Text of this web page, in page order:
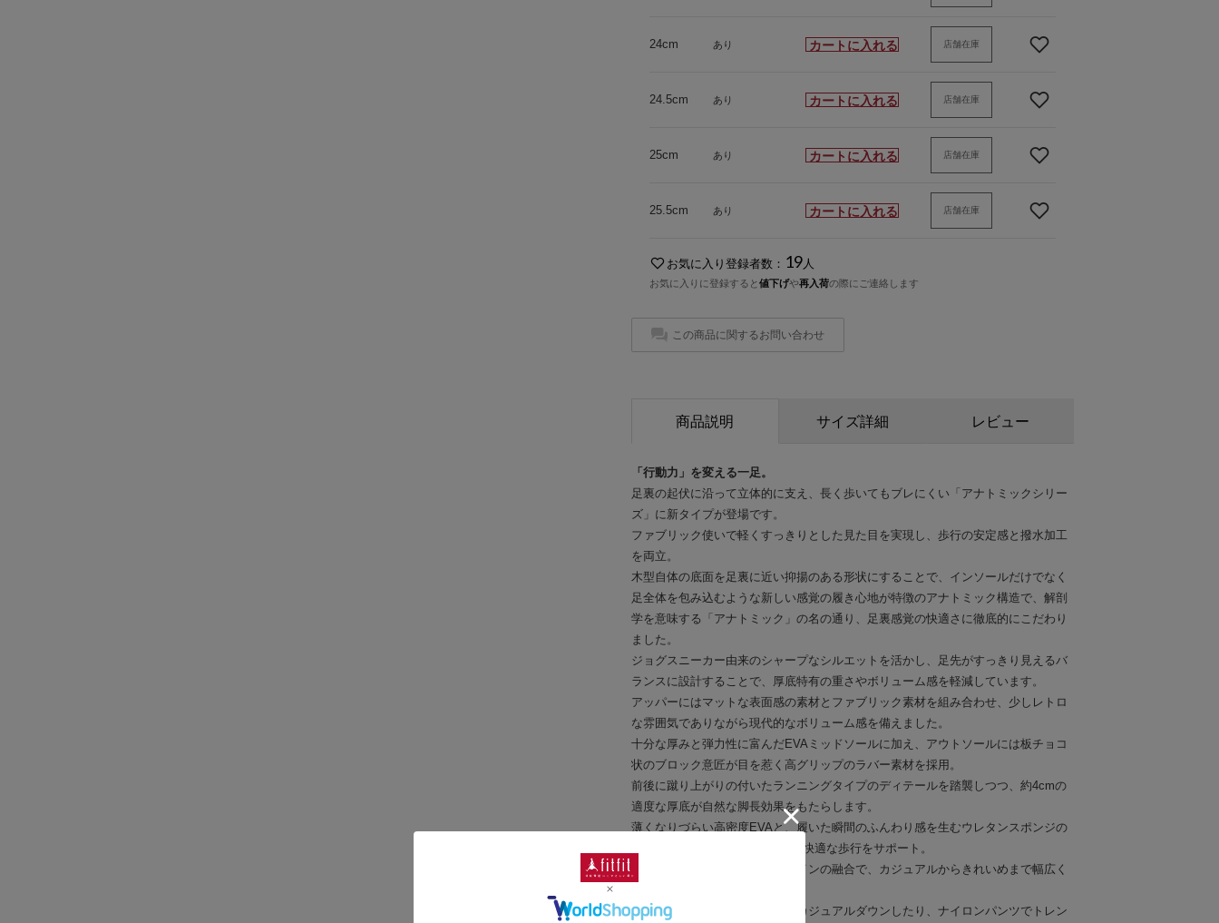
24cm あり カートに入れる 店舗在庫
24.5cm あり カートに入れる 店舗在庫
25cm あり カートに入れる 店舗在庫
25.5cm あり カートに入れる 店舗在庫
お気に入り登録者数： 19 人
お気に入りに登録すると値下げや再入荷の際にご連絡します
この商品に関するお問い合わせ
商品説明 サイズ詳細 レビュー
「行動力」を変える一足。
足裏の起伏に沿って立体的に支え、長く歩いてもブレにくい「アナトミックシリー
ズ」に新タイプが登場です。
ファブリック使いで軽くすっきりとした見た目を実現し、歩行の安定感と撥水加工
を両立。
木型自体の底面を足裏に近い抑揚のある形状にすることで、インソールだけでなく
足全体を包み込むような新しい感覚の履き心地が特徴のアナトミック構造で、解剖
学を意味する「アナトミック」の名の通り、足裏感覚の快適さに徹底的にこだわり
ました。
ジョグスニーカー由来のシャープなシルエットを活かし、足先がすっきり見えるバ
ランスに設計することで、厚底特有の重さやボリューム感を軽減しています。
アッパーにはマットな表面感の素材とファブリック素材を組み合わせ、少しレトロ
な雰囲気でありながら現代的なボリューム感を備えました。
十分な厚みと弾力性に富んだEVAミッドソールに加え、アウトソールには板チョコ
状のブロック意匠が目を惹く高グリップのラバー素材を採用。
前後に蹴り上がりの付いたランニングタイプのディテールを踏襲しつつ、約4cmの
適度な厚底が自然な脚長効果をもたらします。
薄くなりづらい高密度EVAと、履いた瞬間のふんわり感を生むウレタンスポンジの
シンプルな2層構造インソールが快適な歩行をサポート。
レトロな雰囲気とモダンなデザインの融合で、カジュアルからきれいめまで幅広く
スカートやワンピースを程よくカジュアルダウンしたり、ナイロンパンツでトレン